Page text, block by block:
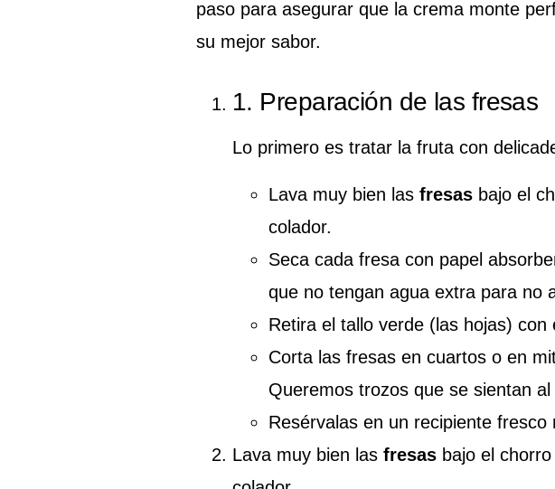
paso para asegurar que la crema monte
su mejor sabor.
1. Preparación de las fresas
Lo primero es tratar la fruta con
Lava muy bien las fresas bajo el
colador.
Seca cada fresa con papel
que no tengan agua extra para no
Retira el tallo verde (las hojas) con
Corta las fresas en cuartos o en
Queremos trozos que se sientan al
Resérvalas en un recipiente
Lava muy bien las fresas bajo el